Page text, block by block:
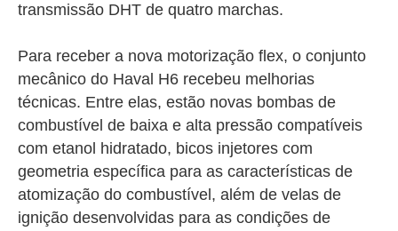
transmissão DHT de quatro marchas.
Para receber a nova motorização flex, o conjunto
mecânico do Haval H6 recebeu melhorias
técnicas. Entre elas, estão novas bombas de
combustível de baixa e alta pressão compatíveis
com etanol hidratado, bicos injetores com
geometria específica para as características de
atomização do combustível, além de velas de
ignição desenvolvidas para as condições de